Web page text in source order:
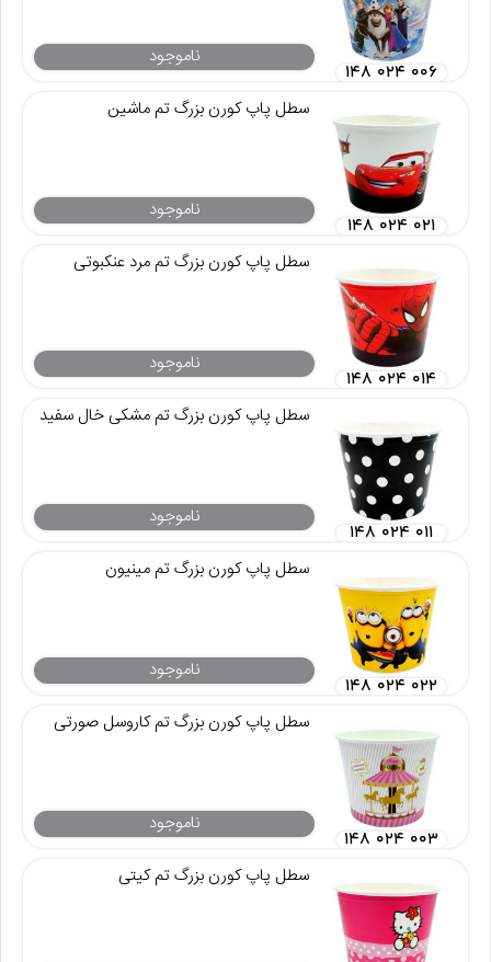
ناموجود
۱۴۸ ۰۲۴ ۰۰۶
سطل پاپ کورن بزرگ تم ماشین
ناموجود
۱۴۸ ۰۲۴ ۰۲۱
سطل پاپ کورن بزرگ تم مرد عنکبوتی
ناموجود
۱۴۸ ۰۲۴ ۰۱۴
سطل پاپ کورن بزرگ تم مشکی خال سفید
ناموجود
۱۴۸ ۰۲۴ ۰۱۱
سطل پاپ کورن بزرگ تم مینیون
ناموجود
۱۴۸ ۰۲۴ ۰۲۲
سطل پاپ کورن بزرگ تم کاروسل صورتی
ناموجود
۱۴۸ ۰۲۴ ۰۰۳
سطل پاپ کورن بزرگ تم کیتی